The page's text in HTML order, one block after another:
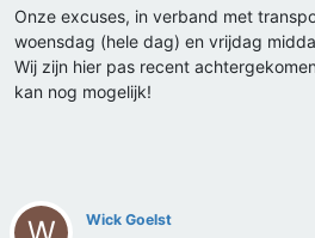
Onze excuses, in verband met
woensdag (hele dag) en vrijdag
Wij zijn hier pas recent
kan nog mogelijk!
Wick Goelst